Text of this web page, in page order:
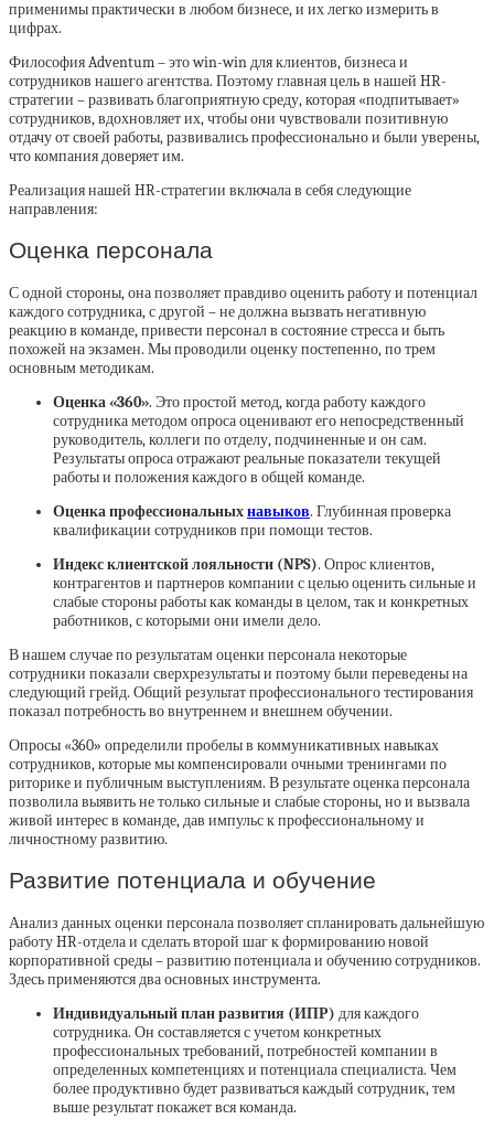
применимы практически в любом бизнесе, и их легко измерить в
цифрах.
Философия Adventum – это win-win для клиентов, бизнеса и
сотрудников нашего агентства. Поэтому главная цель в нашей HR-
стратегии – развивать благоприятную среду, которая «подпитывает»
сотрудников, вдохновляет их, чтобы они чувствовали позитивную
отдачу от своей работы, развивались профессионально и были уверены,
что компания доверяет им.
Реализация нашей HR-стратегии включала в себя следующие
направления:
Оценка персонала
С одной стороны, она позволяет правдиво оценить работу и потенциал
каждого сотрудника, с другой – не должна вызвать негативную
реакцию в команде, привести персонал в состояние стресса и быть
похожей на экзамен. Мы проводили оценку постепенно, по трем
основным методикам.
Оценка «360». Это простой метод, когда работу каждого
сотрудника методом опроса оценивают его непосредственный
руководитель, коллеги по отделу, подчиненные и он сам.
Результаты опроса отражают реальные показатели текущей
работы и положения каждого в общей команде.
Оценка профессиональныхнавыков. Глубинная проверка
квалификации сотрудников при помощи тестов.
Индекс клиентской лояльности (NPS). Опрос клиентов,
контрагентов и партнеров компании с целью оценить сильные и
слабые стороны работы как команды в целом, так и конкретных
работников, с которыми они имели дело.
В нашем случае по результатам оценки персонала некоторые
сотрудники показали сверхрезультаты и поэтому были переведены на
следующий грейд. Общий результат профессионального тестирования
показал потребность во внутреннем и внешнем обучении.
Опросы «360» определили пробелы в коммуникативных навыках
сотрудников, которые мы компенсировали очными тренингами по
риторике и публичным выступлениям. В результате оценка персонала
позволила выявить не только сильные и слабые стороны, но и вызвала
живой интерес в команде, дав импульс к профессиональному и
личностному развитию.
Развитие потенциала и обучение
Анализ данных оценки персонала позволяет спланировать дальнейшую
работу HR-отдела и сделать второй шаг к формированию новой
корпоративной среды – развитию потенциала и обучению сотрудников.
Здесь применяются два основных инструмента.
Индивидуальный план развития (ИПР) для каждого
сотрудника. Он составляется с учетом конкретных
профессиональных требований, потребностей компании в
определенных компетенциях и потенциала специалиста. Чем
более продуктивно будет развиваться каждый сотрудник, тем
выше результат покажет вся команда.